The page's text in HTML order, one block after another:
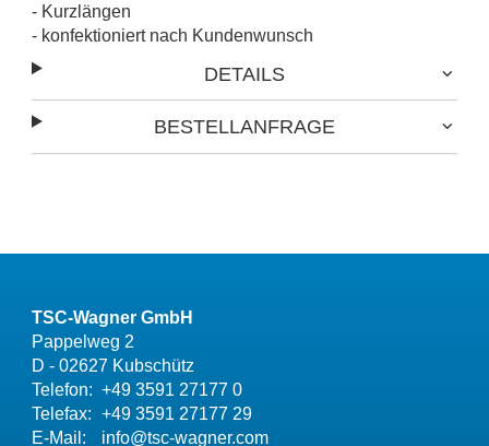
- Kurzlängen
- konfektioniert nach Kundenwunsch
DETAILS
BESTELLANFRAGE
TSC-Wagner GmbH
Pappelweg 2
D - 02627 Kubschütz
Telefon: +49 3591 27177 0
Telefax: +49 3591 27177 29
E-Mail:
info@tsc-wagner.com